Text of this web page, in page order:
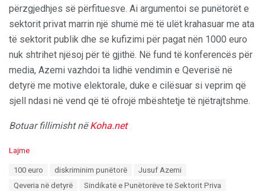
përzgjedhjes së përfituesve. Ai argumentoi se punëtorët e
sektorit privat marrin një shumë më të ulët krahasuar me ata
të sektorit publik dhe se kufizimi për pagat nën 1000 euro
nuk shtrihet njësoj për të gjithë. Në fund të konferencës për
media, Azemi vazhdoi ta lidhë vendimin e Qeverisë në
detyrë me motive elektorale, duke e cilësuar si veprim që
sjell ndasi në vend që të ofrojë mbështetje të njëtrajtshme.
Botuar fillimisht nëKoha.net
C
Lajme
100 euro diskriminim punëtorë
Jusuf Azemi
Qeveria në detyrë
Sindikatë e Punëtorëve të Sektorit Priva